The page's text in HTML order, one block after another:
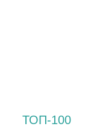
ТОП-100